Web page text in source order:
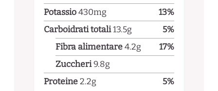
Potassio430mg 13%
Carboidrati totali13.5g 5%
Fibra alimentare4.2g 17%
Zuccheri9.8g
Proteine2.2g 5%